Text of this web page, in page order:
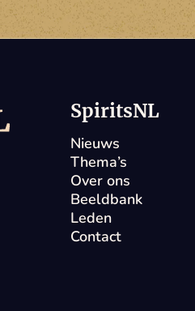
SpiritsNL
Nieuws
Thema’s
Over ons
Beeldbank
Leden
Contact